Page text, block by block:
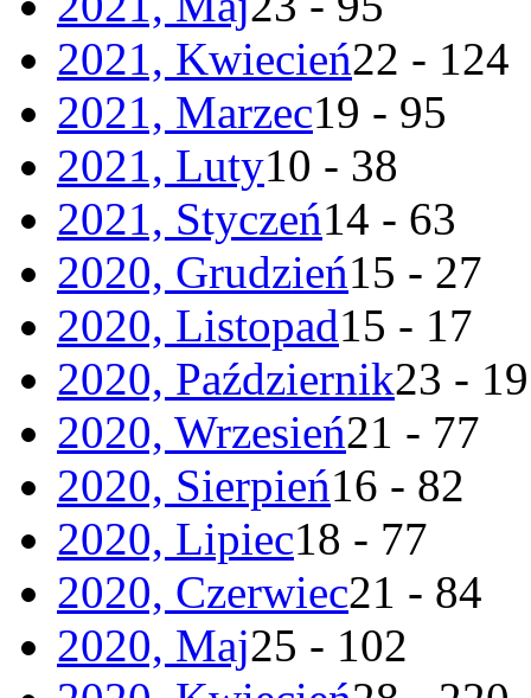
2021, Kwiecień22 - 124
2021, Marzec19 - 95
2021, Luty10 - 38
2021, Styczeń14 - 63
2020, Grudzień15 - 27
2020, Listopad15 - 17
2020, Październik23 - 19
2020, Wrzesień21 - 77
2020, Sierpień16 - 82
2020, Lipiec18 - 77
2020, Czerwiec21 - 84
2020, Maj25 - 102